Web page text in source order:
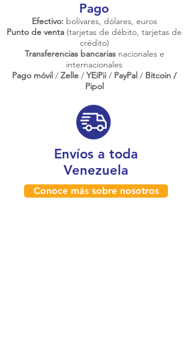
Pago
Efectivo: bolívares, dólares, euros
Punto de venta (tarjetas de débito, tarjetas de
crédito)
Transferencias bancariasnacionales e
internacionales
Pago móvil / Zelle / YEiPii / PayPal / Bitcoin /
Pipol
Envíos a toda
Venezuela
Conoce más sobre nosotros